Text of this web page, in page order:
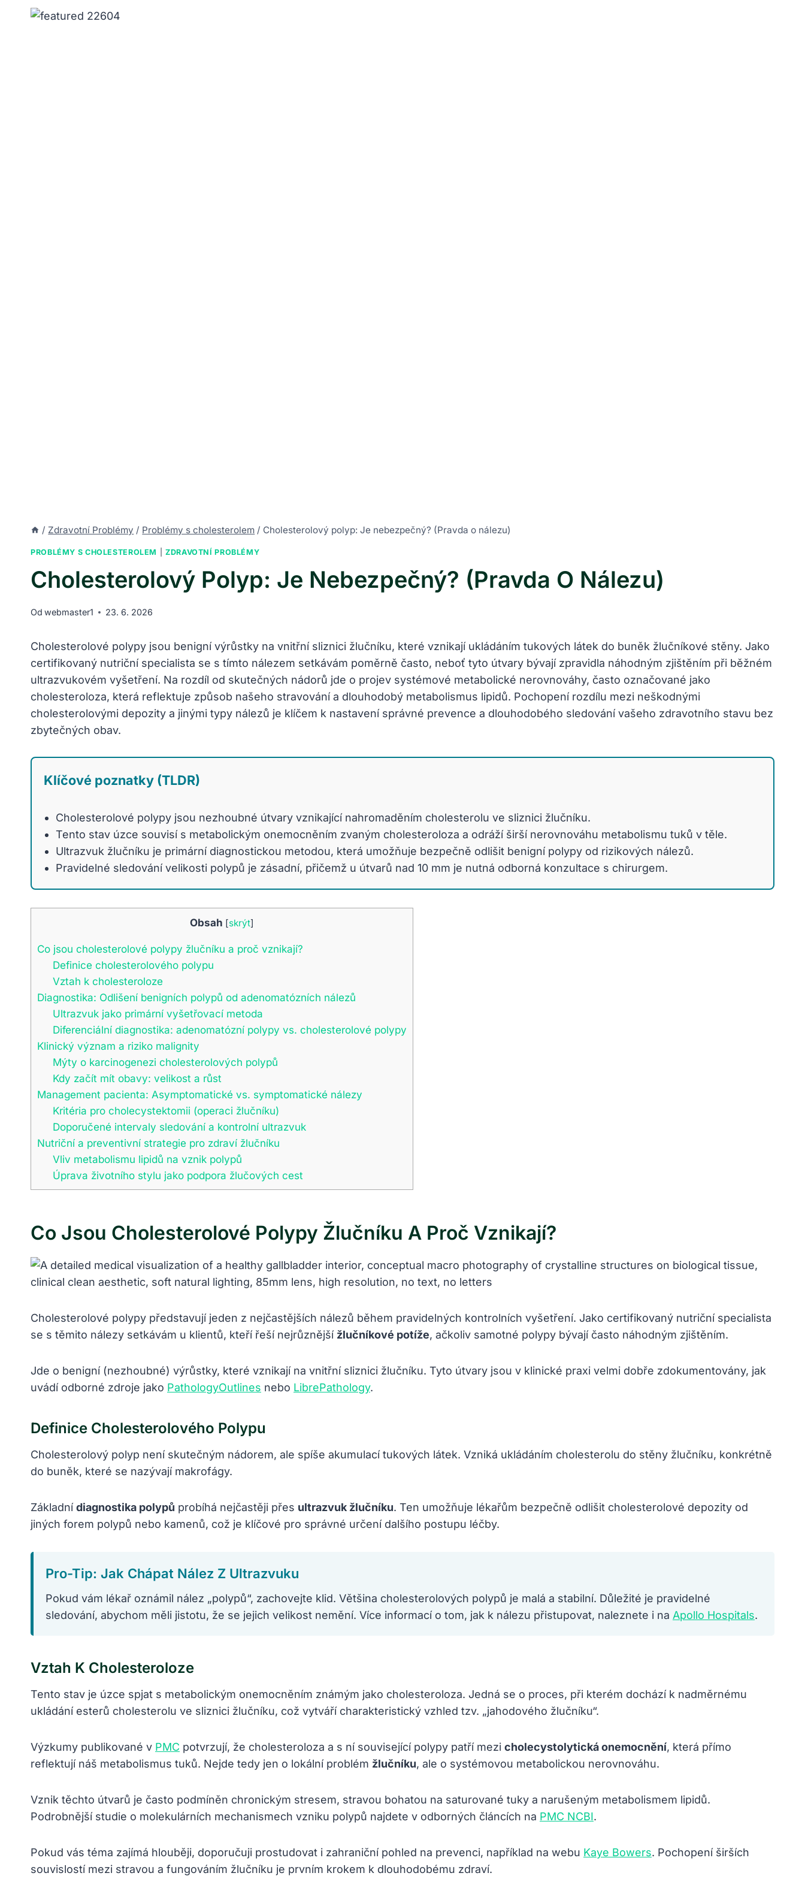
/ Zdravotní Problémy / Problémy s cholesterolem / Cholesterolový polyp: Je nebezpečný? (Pravda o nálezu)
PROBLÉMY S CHOLESTEROLEM |ZDRAVOTNÍ PROBLÉMY
Cholesterolový Polyp: Je Nebezpečný? (Pravda O Nálezu)
Od webmaster1 23. 6. 2026
Cholesterolové polypy jsou benigní výrůstky na vnitřní sliznici žlučníku, které vznikají ukládáním tukových látek do buněk žlučníkové stěny. Jako
certifikovaný nutriční specialista se s tímto nálezem setkávám poměrně často, neboť tyto útvary bývají zpravidla náhodným zjištěním při běžném
ultrazvukovém vyšetření. Na rozdíl od skutečných nádorů jde o projev systémové metabolické nerovnováhy, často označované jako
cholesteroloza, která reflektuje způsob našeho stravování a dlouhodobý metabolismus lipidů. Pochopení rozdílu mezi neškodnými
cholesterolovými depozity a jinými typy nálezů je klíčem k nastavení správné prevence a dlouhodobého sledování vašeho zdravotního stavu bez
zbytečných obav.
Klíčové poznatky (TLDR)
Cholesterolové polypy jsou nezhoubné útvary vznikající nahromaděním cholesterolu ve sliznici žlučníku.
Tento stav úzce souvisí s metabolickým onemocněním zvaným cholesteroloza a odráží širší nerovnováhu metabolismu tuků v těle.
Ultrazvuk žlučníku je primární diagnostickou metodou, která umožňuje bezpečně odlišit benigní polypy od rizikových nálezů.
Pravidelné sledování velikosti polypů je zásadní, přičemž u útvarů nad 10 mm je nutná odborná konzultace s chirurgem.
Obsah [skrýt]
Co jsou cholesterolové polypy žlučníku a proč vznikají?
Definice cholesterolového polypu
Vztah k cholesteroloze
Diagnostika: Odlišení benigních polypů od adenomatózních nálezů
Ultrazvuk jako primární vyšetřovací metoda
Diferenciální diagnostika: adenomatózní polypy vs. cholesterolové polypy
Klinický význam a riziko malignity
Mýty o karcinogenezi cholesterolových polypů
Kdy začít mít obavy: velikost a růst
Management pacienta: Asymptomatické vs. symptomatické nálezy
Kritéria pro cholecystektomii (operaci žlučníku)
Doporučené intervaly sledování a kontrolní ultrazvuk
Nutriční a preventivní strategie pro zdraví žlučníku
Vliv metabolismu lipidů na vznik polypů
Úprava životního stylu jako podpora žlučových cest
Co Jsou Cholesterolové Polypy Žlučníku A Proč Vznikají?
Cholesterolové polypy představují jeden z nejčastějších nálezů během pravidelných kontrolních vyšetření. Jako certifikovaný nutriční specialista
se s těmito nálezy setkávám u klientů, kteří řeší nejrůznější žlučníkové potíže, ačkoliv samotné polypy bývají často náhodným zjištěním.
Jde o benigní (nezhoubné) výrůstky, které vznikají na vnitřní sliznici žlučníku. Tyto útvary jsou v klinické praxi velmi dobře zdokumentovány, jak
uvádí odborné zdroje jako PathologyOutlines nebo LibrePathology.
Definice Cholesterolového Polypu
Cholesterolový polyp není skutečným nádorem, ale spíše akumulací tukových látek. Vzniká ukládáním cholesterolu do stěny žlučníku, konkrétně
do buněk, které se nazývají makrofágy.
Základnídiagnostika polypů probíhá nejčastěji přes ultrazvuk žlučníku. Ten umožňuje lékařům bezpečně odlišit cholesterolové depozity od
jiných forem polypů nebo kamenů, což je klíčové pro správné určení dalšího postupu léčby.
Pro-Tip: Jak Chápat Nález Z Ultrazvuku
Pokud vám lékař oznámil nález „polypů“, zachovejte klid. Většina cholesterolových polypů je malá a stabilní. Důležité je pravidelné
sledování, abychom měli jistotu, že se jejich velikost nemění. Více informací o tom, jak k nálezu přistupovat, naleznete i na Apollo Hospitals.
Vztah K Cholesteroloze
Tento stav je úzce spjat s metabolickým onemocněním známým jako cholesteroloza. Jedná se o proces, při kterém dochází k nadměrnému
ukládání esterů cholesterolu ve sliznici žlučníku, což vytváří charakteristický vzhled tzv. „jahodového žlučníku“.
Výzkumy publikované v PMC potvrzují, že cholesteroloza a s ní související polypy patří mezi cholecystolytická onemocnění, která přímo
reflektují náš metabolismus tuků. Nejde tedy jen o lokální problém žlučníku, ale o systémovou metabolickou nerovnováhu.
Vznik těchto útvarů je často podmíněn chronickým stresem, stravou bohatou na saturované tuky a narušeným metabolismem lipidů.
Podrobnější studie o molekulárních mechanismech vzniku polypů najdete v odborných článcích na PMC NCBI.
Pokud vás téma zajímá hlouběji, doporučuji prostudovat i zahraniční pohled na prevenci, například na webu Kaye Bowers. Pochopení širších
souvislostí mezi stravou a fungováním žlučníku je prvním krokem k dlouhodobému zdraví.